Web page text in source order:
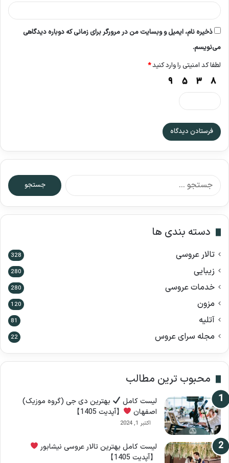
ذخیره نام، ایمیل و وبسایت من در مرورگر برای زمانی که دوباره دیدگاهی
می‌نویسم.
لطفا کد امنیتی را وارد کنید*
ج
س
ج
دسته بندی ها
تالار عروسی 328
زیبایی 280
خدمات عروسی 280
مزون 120
آتلیه 81
مجله سرای عروس 22
محبوب ترین مطالب
لیست کامل
بهترین دی جی (گروه موزیک)
اصفهان
【آپدیت 1405】
اکتبر 1, 2024
لیست کامل بهترین تالار عروسی نیشابور
【آپدیت 1405】